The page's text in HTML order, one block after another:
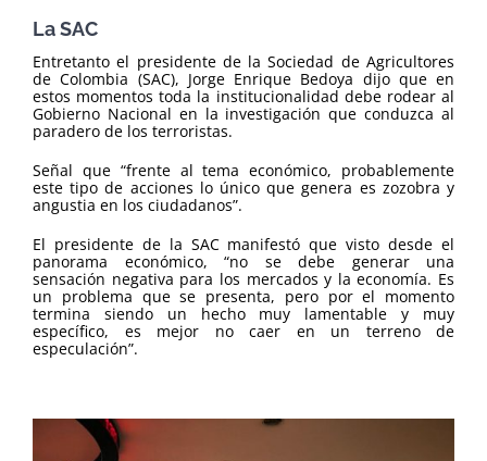
La SAC
Entretanto el presidente de la Sociedad de Agricultores
de Colombia (SAC), Jorge Enrique Bedoya dijo que en
estos momentos toda la institucionalidad debe rodear al
Gobierno Nacional en la investigación que conduzca al
paradero de los terroristas.
Señal que “frente al tema económico, probablemente
este tipo de acciones lo único que genera es zozobra y
angustia en los ciudadanos”.
El presidente de la SAC manifestó que visto desde el
panorama económico, “no se debe generar una
sensación negativa para los mercados y la economía. Es
un problema que se presenta, pero por el momento
termina siendo un hecho muy lamentable y muy
específico, es mejor no caer en un terreno de
especulación”.